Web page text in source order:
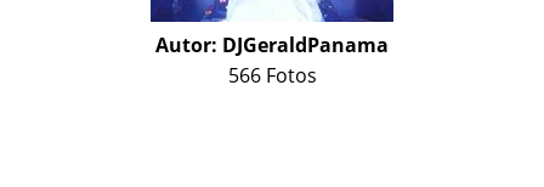
Autor: DJGeraldPanama
566 Fotos